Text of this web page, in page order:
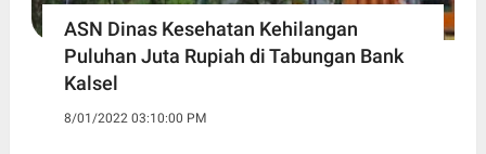
ASN Dinas Kesehatan Kehilangan
Puluhan Juta Rupiah di Tabungan Bank
Kalsel
8/01/2022 03:10:00 PM